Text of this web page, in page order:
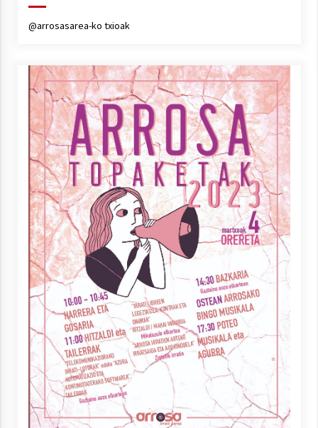
@arrosasarea-ko txioak